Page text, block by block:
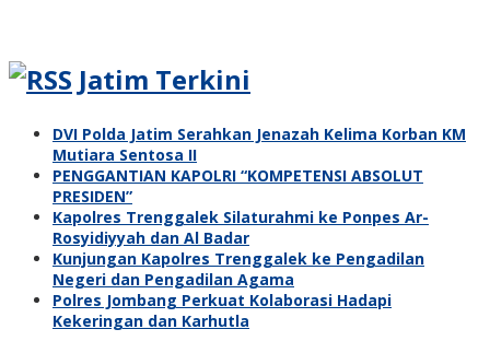
Jatim Terkini
DVI Polda Jatim Serahkan Jenazah Kelima Korban KM
Mutiara Sentosa II
PENGGANTIAN KAPOLRI “KOMPETENSI ABSOLUT
PRESIDEN”
Kapolres Trenggalek Silaturahmi ke Ponpes Ar-
Rosyidiyyah dan Al Badar
Kunjungan Kapolres Trenggalek ke Pengadilan
Negeri dan Pengadilan Agama
Polres Jombang Perkuat Kolaborasi Hadapi
Kekeringan dan Karhutla